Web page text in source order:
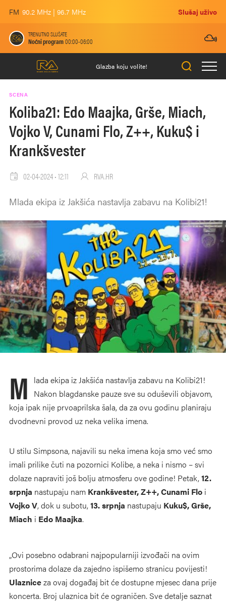
FM 90.2 MHz | 96.7 MHz Slušaj uživo
TRENUTNO SLUŠATE
Noćni program00:00-06:00
Glazba koju volite!
SCENA
Koliba21: Edo Maajka, Grše, Miach,
Vojko V, Cunami Flo, Z++, Kuku$ i
Krankšvester
02-04-2024 • 12:11 RVA.HR
Mlada ekipa iz Jakšića nastavlja zabavu na Kolibi21!
M
lada ekipa iz Jakšića nastavlja zabavu na Kolibi21!
Nakon blagdanske pauze sve su oduševili objavom,
koja ipak nije prvoaprilska šala, da za ovu godinu planiraju
dvodnevni provod uz neka velika imena.
U stilu Simpsona, najavili su neka imena koja smo već smo
imali prilike čuti na pozornici Kolibe, a neka i nismo – svi
dolaze napraviti još bolju atmosferu ove godine! Petak,12.
srpnja nastupaju nam Krankšvester, Z++, Cunami Flo i
Vojko V, dok u subotu,13. srpnja nastupaju Kuku$, Grše,
Miach i Edo Maajka.
„Ovi posebno odabrani najpopularniji izvođači na ovim
prostorima dolaze da zajedno ispišemo stranicu povijesti!
Ulazniceza ovaj događaj bit će dostupne mjesec dana prije
koncerta. Broj ulaznica bit će ograničen. Sve detalje saznat